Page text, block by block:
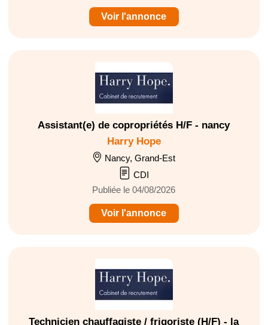
Voir l'annonce
Assistant(e) de copropriétés H/F - nancy
Harry Hope
Nancy, Grand-Est
CDI
Publiée le 04/08/2026
Voir l'annonce
Technicien chauffagiste / frigoriste (H/F) - la